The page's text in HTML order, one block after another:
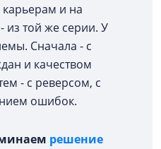
и на
из той же серии. У
Сначала - с
и качеством
- с реверсом, с
ошибок.
решение